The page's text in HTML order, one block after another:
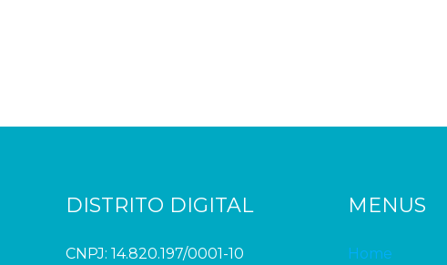
DISTRITO DIGITAL
CNPJ: 14.820.197/0001-10
MENUS
Home